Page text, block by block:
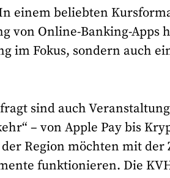
einem beliebten
von Online-Banking-
im Fokus, sondern auch
sind auch
– von Apple Pay bis
Region möchten mit
funktionieren. Die